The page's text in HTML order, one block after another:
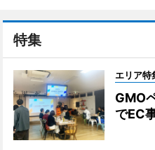
特集
エリア特
GMO
でEC